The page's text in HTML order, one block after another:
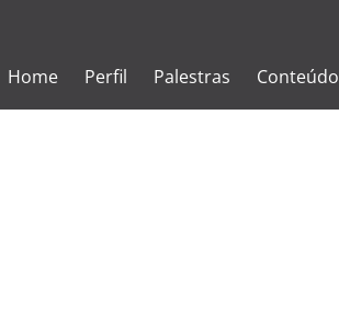
Home Perfil Palestras Conteúdo